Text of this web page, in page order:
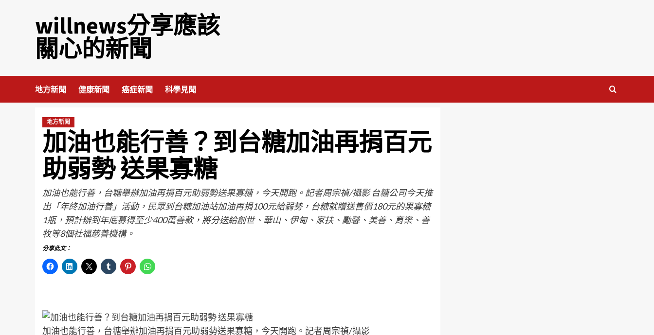
willnews分享應該
關心的新聞
地方新聞 健康新聞 癌症新聞 科學見聞
地方新聞
加油也能行善？到台糖加油再捐百元
助弱勢 送果寡糖
加油也能行善，台糖舉辦加油再捐百元助弱勢送果寡糖，今天開跑。記者周宗禎/攝影 台糖公司今天推
出「年終加油行善」活動，民眾到台糖加油站加油再捐100元給弱勢，台糖就贈送售價180元的果寡糖
1瓶，預計辦到年底募得至少400萬善款，將分送給創世、華山、伊甸、家扶、勵馨、美善、育樂、善
牧等8個社福慈善機構。
分享此文：
加油也能行善，台糖舉辦加油再捐百元助弱勢送果寡糖，今天開跑。記者周宗禎/攝影